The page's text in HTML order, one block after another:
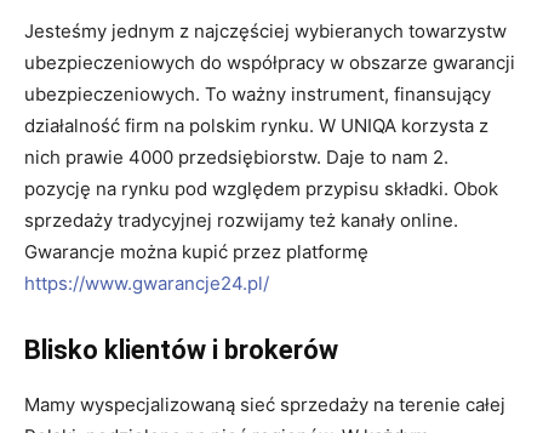
Jesteśmy jednym z najczęściej wybieranych towarzystw
ubezpieczeniowych do współpracy w obszarze gwarancji
ubezpieczeniowych. To ważny instrument, finansujący
działalność firm na polskim rynku. W UNIQA korzysta z
nich prawie 4000 przedsiębiorstw. Daje to nam 2.
pozycję na rynku pod względem przypisu składki. Obok
sprzedaży tradycyjnej rozwijamy też kanały online.
Gwarancje można kupić przez platformę
https://www.gwarancje24.pl/
Blisko klientów i brokerów
Mamy wyspecjalizowaną sieć sprzedaży na terenie całej